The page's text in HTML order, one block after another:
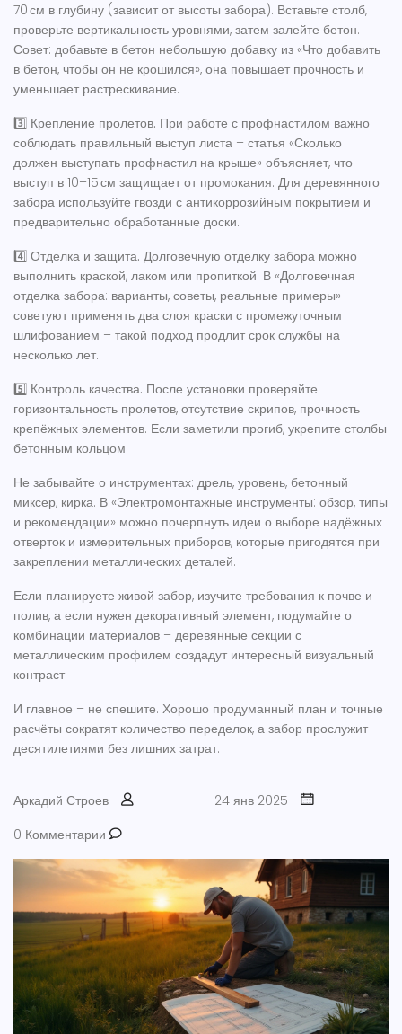
70 см в глубину (зависит от высоты забора). Вставьте столб,
проверьте вертикальность уровнями, затем залейте бетон.
Совет: добавьте в бетон небольшую добавку из «Что добавить
в бетон, чтобы он не крошился», она повышает прочность и
уменьшает растрескивание.
3️⃣ Крепление пролетов. При работе с профнастилом важно
соблюдать правильный выступ листа – статья «Сколько
должен выступать профнастил на крыше» объясняет, что
выступ в 10–15 см защищает от промокания. Для деревянного
забора используйте гвозди с антикоррозийным покрытием и
предварительно обработанные доски.
4️⃣ Отделка и защита. Долговечную отделку забора можно
выполнить краской, лаком или пропиткой. В «Долговечная
отделка забора: варианты, советы, реальные примеры»
советуют применять два слоя краски с промежуточным
шлифованием – такой подход продлит срок службы на
несколько лет.
5️⃣ Контроль качества. После установки проверяйте
горизонтальность пролетов, отсутствие скрипов, прочность
крепёжных элементов. Если заметили прогиб, укрепите столбы
бетонным кольцом.
Не забывайте о инструментах: дрель, уровень, бетонный
миксер, кирка. В «Электромонтажные инструменты: обзор, типы
и рекомендации» можно почерпнуть идеи о выборе надёжных
отверток и измерительных приборов, которые пригодятся при
закреплении металлических деталей.
Если планируете живой забор, изучите требования к почве и
полив, а если нужен декоративный элемент, подумайте о
комбинации материалов – деревянные секции с
металлическим профилем создадут интересный визуальный
контраст.
И главное – не спешите. Хорошо продуманный план и точные
расчёты сократят количество переделок, а забор прослужит
десятилетиями без лишних затрат.
Аркадий Строев
24 янв 2025
0 Комментарии